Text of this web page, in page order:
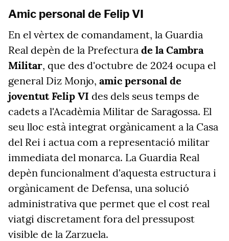
Amic personal de Felip VI
En el vèrtex de comandament, la Guardia
Real depèn de la Prefectura de la Cambra
Militar, que des d'octubre de 2024 ocupa el
general Diz Monjo, amic personal de
joventut Felip VI des dels seus temps de
cadets a l'Acadèmia Militar de Saragossa. El
seu lloc està integrat orgànicament a la Casa
del Rei i actua com a representació militar
immediata del monarca. La Guardia Real
depèn funcionalment d'aquesta estructura i
orgànicament de Defensa, una solució
administrativa que permet que el cost real
viatgi discretament fora del pressupost
visible de la Zarzuela.